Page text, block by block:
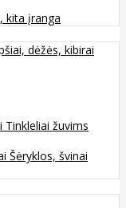
kita įranga
dėžės, kibirai
Tinkleliai žuvims
Šėryklos, švinai